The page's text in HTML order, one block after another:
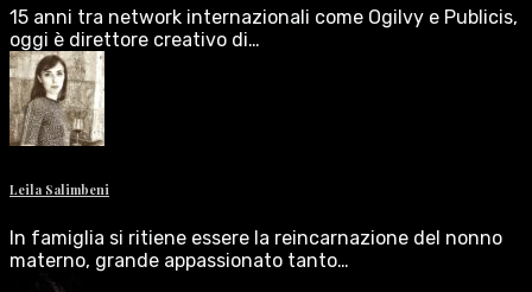
15 anni tra network internazionali come Ogilvy e Publicis,
oggi è direttore creativo di…
Leila Salimbeni
In famiglia si ritiene essere la reincarnazione del nonno
materno, grande appassionato tanto…